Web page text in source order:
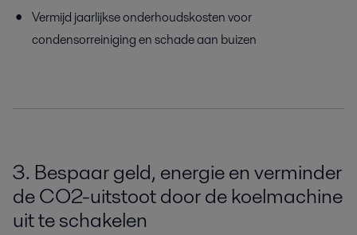
Vermijd jaarlijkse onderhoudskosten voor
condensorreiniging en schade aan buizen
3. Bespaar geld, energie en verminder
de CO2-uitstoot door de koelmachine
uit te schakelen